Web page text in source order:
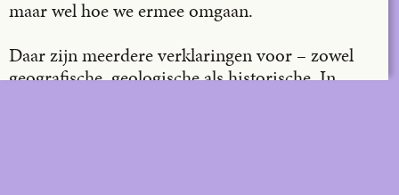
maar wel hoe we ermee omgaan.
Daar zijn meerdere verklaringen voor – zowel
geografische, geologische als historische. In